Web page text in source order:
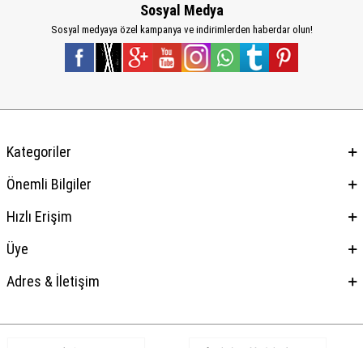
Sosyal Medya
Sosyal medyaya özel kampanya ve indirimlerden haberdar olun!
Kategoriler
Önemli Bilgiler
Hızlı Erişim
Üye
Adres & İletişim